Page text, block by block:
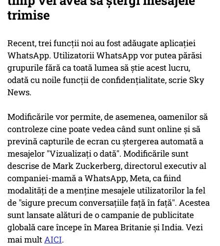
trimise
Recent, trei funcții noi au fost adăugate aplicației
WhatsApp. Utilizatorii WhatsApp vor putea părăsi
grupurile fără ca toată lumea să știe acest lucru,
odată cu noile funcții de confidențialitate, scrie Sky
News.
Modificările vor permite, de asemenea, oamenilor să
controleze cine poate vedea când sunt online și să
prevină capturile de ecran cu ștergerea automată a
mesajelor "Vizualizați o dată". Modificările sunt
descrise de Mark Zuckerberg, directorul executiv al
companiei-mamă a WhatsApp, Meta, ca fiind
modalități de a menține mesajele utilizatorilor la fel
de "sigure precum conversațiile față în față". Acestea
sunt lansate alături de o campanie de publicitate
globală care începe în Marea Britanie și India. Vezi
mai multAICI.